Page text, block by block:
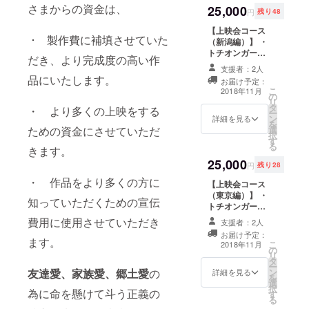
さまからの資金は、
･ 製作費に補填させていた
だき、より完成度の高い作
品にいたします。
・ より多くの上映をする
ための資金にさせていただ
きます。
・ 作品をより多くの方に
知っていただくための宣伝
費用に使用させていただき
ます。
友達愛、家族愛、郷土愛の
為に命を懸けて斗う正義の
・DVD（クラウ
ドファンディン
グ特別デザイ
ン） ・企画者星
知弘が手掛ける
毘沙門堂の油揚
げ ・台本（橋本
一監督・出演者
サイン付き）
25,000円 残り48
【上映会コース
（新潟編）】 ・
トチオンガー直
筆サイン&宛名
入り年賀状 ・
DVD製作時にお
名前をクレジッ
ト掲載（大型サ
イズ） ※ご支
い ・DVD（クラ
ウドファンディ
ング特別デザイ
ン） ・企画者星
知弘が手掛ける
毘沙門堂の油揚
げ ・台本（橋本
一監督・出演者
サイン付き） ・
ご招待（新潟
編） ※開催は
支援者：2人
お届け予定：
2018年11月
詳細を見る
こ
の
リ
タ
ー
ン
を
選
択
す
る
25,000円 残り28
【上映会コース
（東京編）】 ・
トチオンガー直
筆サイン&宛名
入り年賀状 ・
DVD製作時にお
名前をクレジッ
ト掲載（大型サ
イズ） ※ご支
支援者：2人
お届け予定：
2018年11月
詳細を見る
こ
の
リ
タ
ー
ン
を
選
択
す
る